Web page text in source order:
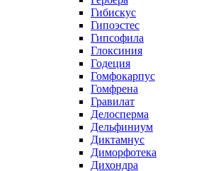
Гибискус
Гипоэстес
Гипсофила
Глоксиния
Годеция
Гомфокарпус
Гомфрена
Гравилат
Делосперма
Дельфиниум
Диктамнус
Диморфотека
Дихондра